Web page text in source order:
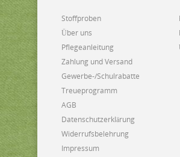
Stoffproben
Über uns
Pflegeanleitung
Zahlung und Versand
Gewerbe-/Schulrabatte
Treueprogramm
AGB
Datenschutzerklärung
Widerrufsbelehrung
Impressum